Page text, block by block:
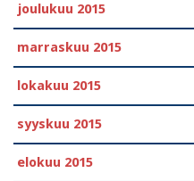
joulukuu 2015
marraskuu 2015
lokakuu 2015
syyskuu 2015
elokuu 2015